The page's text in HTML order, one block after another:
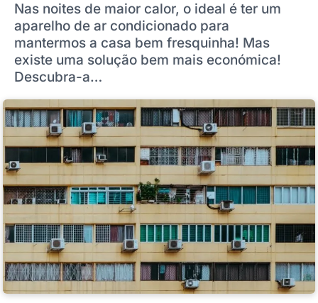
Nas noites de maior calor, o ideal é ter um
aparelho de ar condicionado para
mantermos a casa bem fresquinha! Mas
existe uma solução bem mais económica!
Descubra-a…